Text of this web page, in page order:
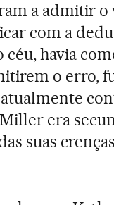
a admitir
com a
céu, havia
o erro,
era
suas